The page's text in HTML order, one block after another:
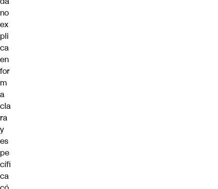
no
ex
pli
ca
en
for
m
a
cla
ra
y
es
pe
cífi
ca